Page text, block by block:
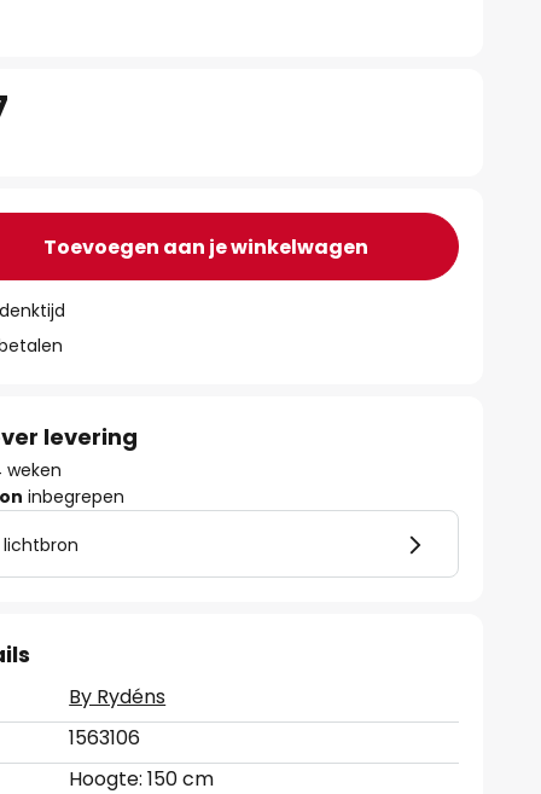
Toevoegen aan je winkelwagen
levering
weken
inbegrepen
lichtbron
By Rydéns
1563106
Hoogte: 150 cm